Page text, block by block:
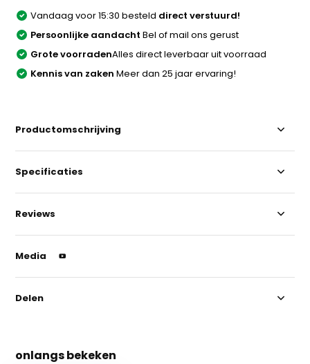
Vandaag voor 15:30 besteld direct verstuurd!
Persoonlijke aandacht Bel of mail ons gerust
Grote voorradenAlles direct leverbaar uit voorraad
Kennis van zaken Meer dan 25 jaar ervaring!
Productomschrijving
Specificaties
Reviews
Media
Delen
onlangs bekeken